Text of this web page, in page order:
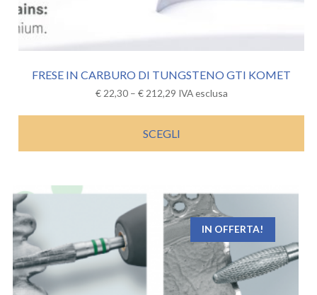
FRESE IN CARBURO DI TUNGSTENO GTI KOMET
€22,30– €212,29 IVA esclusa
SCEGLI
IN OFFERTA!